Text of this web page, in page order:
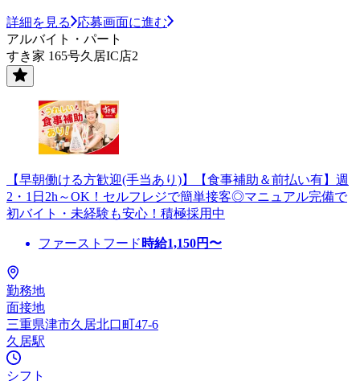
詳細を見る
応募画面に進む
アルバイト・パート
すき家 165号久居IC店2
【早朝働ける方歓迎(手当あり)】【食事補助＆前払い有】週
2・1日2h～OK！セルフレジで簡単接客◎マニュアル完備で
初バイト・未経験も安心！積極採用中
ファーストフード 時給1,150円〜
勤務地
面接地
三重県津市久居北口町47-6
久居駅
シフト